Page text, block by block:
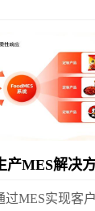
产MES解决
过MES实现客